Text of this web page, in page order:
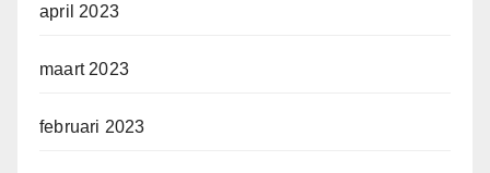
april 2023
maart 2023
februari 2023